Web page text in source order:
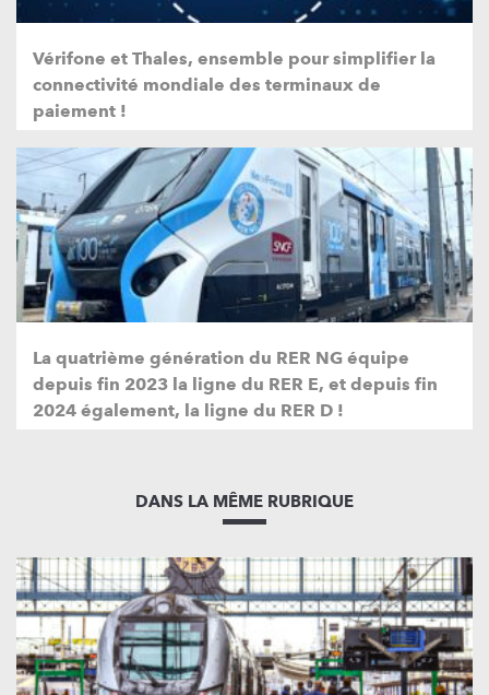
Vérifone et Thales, ensemble pour simplifier la
connectivité mondiale des terminaux de
paiement !
La quatrième génération du RER NG équipe
depuis fin 2023 la ligne du RER E, et depuis fin
2024 également, la ligne du RER D !
DANS LA MÊME RUBRIQUE